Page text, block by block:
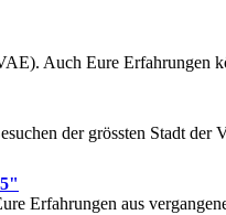
Auch Eure Erfahrungen
der grössten Stadt der
Erfahrungen aus